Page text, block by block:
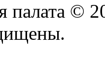
палата ©